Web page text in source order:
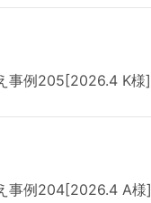
事例205[2026.4 K様]
事例204[2026.4 A様]